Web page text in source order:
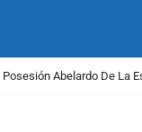
Posesión Abelardo De La